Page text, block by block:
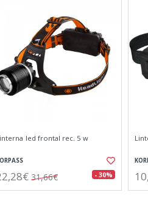
led frontal rec. 5 w
31,66€ - 30%